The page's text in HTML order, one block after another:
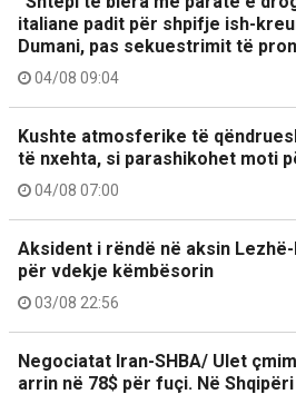
italiane padit për shpifje ish-
Dumani, pas sekuestrimit të
04/08 09:04
Kushte atmosferike të
të nxehta, si parashikohet moti
04/08 07:00
Aksident i rëndë në aksin
për vdekje këmbësorin
03/08 22:56
Negociatat Iran-SHBA/ Ulet
arrin në 78$ për fuçi. Në